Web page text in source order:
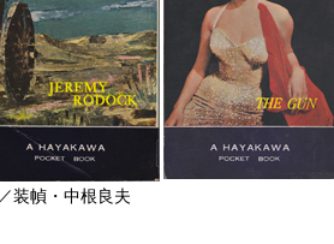
装幀・中根良夫